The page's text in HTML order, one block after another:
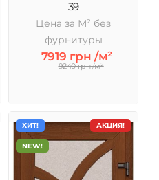
39
Цена за М² без
фурнитуры
7919 грн /м²
9240 грн /м²
АКЦИЯ!
ХИТ!
NEW!